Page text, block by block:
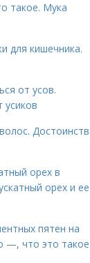
такое. Мука
для кишечника.
от усов.
усиков
орех в
орех и ее
пятен на
—, что это такое